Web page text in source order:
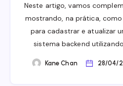
Neste artigo, vamos
mostrando, na prática,
para cadastrar e atualizar
sistema backend
Kane Chan 28/04/